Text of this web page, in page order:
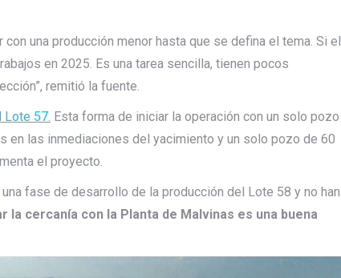
una producción menor hasta que se defina el tema. Si el
en 2025. Es una tarea sencilla, tienen pocos
remitió la fuente.
Lote 57. Esta forma de iniciar la operación con un solo pozo
las inmediaciones del yacimiento y un solo pozo de 60
el proyecto.
fase de desarrollo de la producción del Lote 58 y no han
la cercanía con la Planta de Malvinas es una buena